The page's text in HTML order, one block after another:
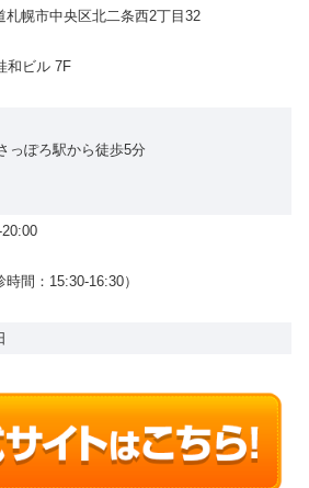
札幌市中央区北二条西2丁目32
和ビル 7F
っぽろ駅から徒歩5分
20:00
時間：15:30-16:30）